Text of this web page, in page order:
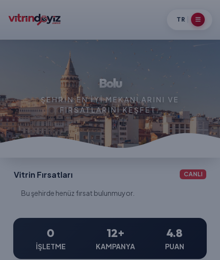
TR
Bolu
ŞEHRIN EN IYI MEKANLARINI VE
FIRSATLARINI KEŞFET.
Vitrin Fırsatları CANLI
Bu şehirde henüz fırsat bulunmuyor.
0
İŞLETME
12+
KAMPANYA
4.8
PUAN